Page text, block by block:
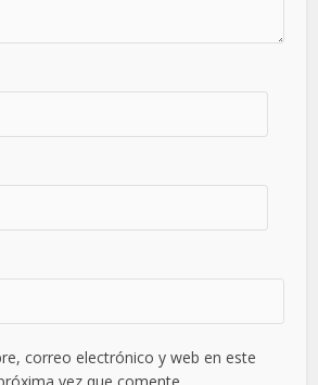
correo electrónico y web en este
vez que comente.